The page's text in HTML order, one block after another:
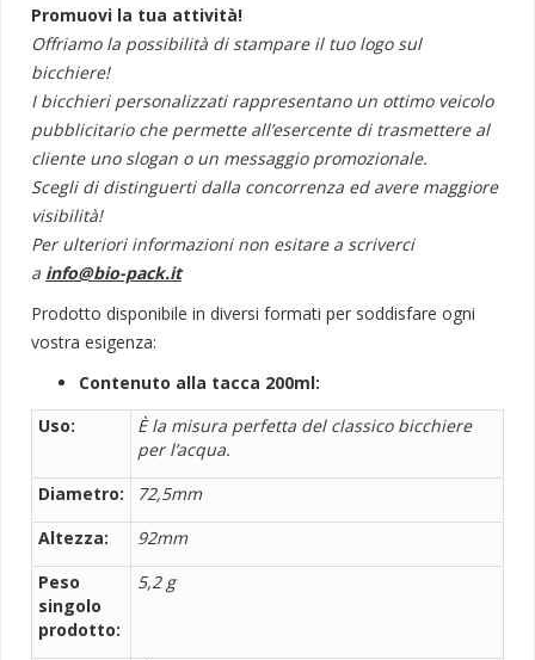
Promuovi la tua attività!
Offriamo la possibilità di stampare il tuo logo sul
bicchiere!
I bicchieri personalizzati rappresentano un ottimo veicolo
pubblicitario che permette all’esercente di trasmettere al
cliente uno slogan o un messaggio promozionale.
Scegli di distinguerti dalla concorrenza ed avere maggiore
visibilità!
Per ulteriori informazioni non esitare a scriverci
a info@bio-pack.it
Prodotto disponibile in diversi formati per soddisfare ogni
vostra esigenza:
Contenuto alla tacca 200ml:
Uso:
È la misura perfetta del classico bicchiere
per l’acqua.
Diametro:
72,5mm
Altezza:
92mm
Peso
singolo
prodotto:
5,2 g